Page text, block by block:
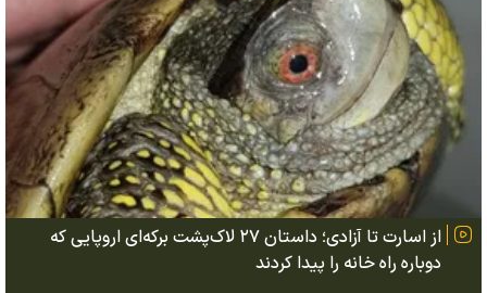
از اسارت تا آزادی؛ داستان ۲۷ لاک‌پشت برکه‌ای اروپایی که
دوباره راه خانه را پیدا کردند